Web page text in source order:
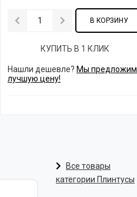
В КОРЗИНУ
КУПИТЬ В 1 КЛИК
Нашли дешевле? Мы предложим
лучшую цену!
Все товары
категории Плинтусы